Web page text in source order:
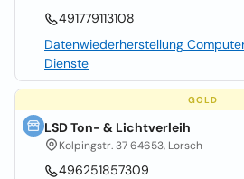
491779113108
Datenwiederherstellung
Dienste
GOLD
LSD Ton- & Lichtverleih
Kolpingstr. 37 64653, Lorsch
496251857309